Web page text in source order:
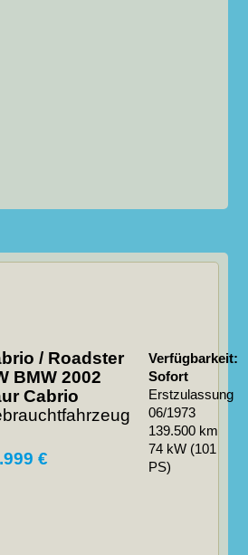
/ Roadster
BMW 2002
Cabrio
€
Verfügbarkeit:
Sofort
Erstzulassung
06/1973
139.500 km
74 kW (101
PS)